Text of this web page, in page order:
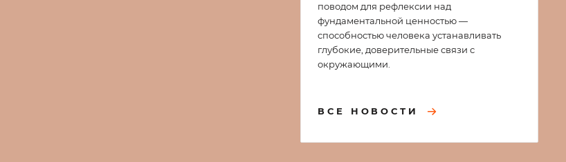
поводом для рефлексии над
фундаментальной ценностью —
способностью человека устанавливать
глубокие, доверительные связи с
окружающими.
ВСЕ НОВОСТИ